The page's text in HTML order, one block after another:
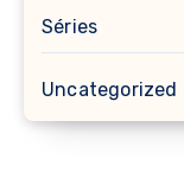
Séries
Uncategorized